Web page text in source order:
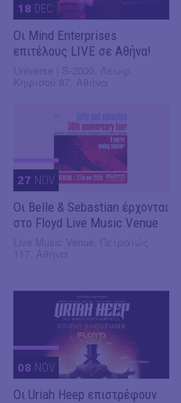
18 DEC
Οι Mind Enterprises
επιτέλους LIVE σε Αθήνα!
27 NOV
Οι Belle & Sebastian έρχονται
στο Floyd Live Music Venue
08 NOV
Οι Uriah Heep επιστρέφουν